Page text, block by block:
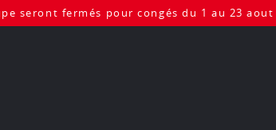
seront fermés pour congés du 1 au 23